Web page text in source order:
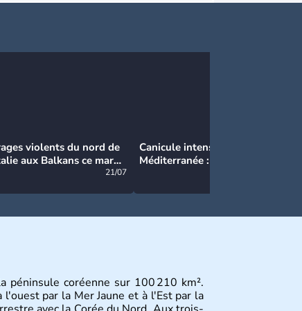
violents du nord de
aux Balkans ce mardi
21/07
Canicule intense en
Méditerranée : près de 50°C
péninsule coréenne sur 100 210 km².
par la Mer Jaune et à l'Est par la